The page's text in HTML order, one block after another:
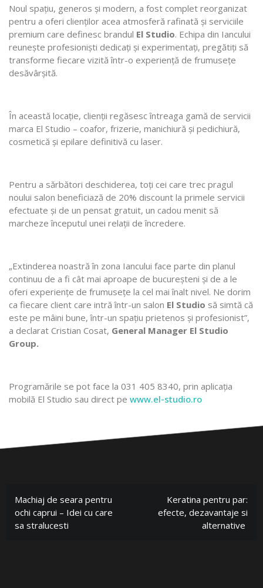
Noul spațiu, generos și modern, a fost complet reorganizat
pentru a oferi clienților acea atmosferă rafinată și serviciile
premium care definesc brandul El Studio. Echipa din Iancului
reunește profesioniști dedicați și experimentați, pregătiți să
transforme fiecare vizită într-o experiență de frumusețe
desăvârșită.
În această locație, clienții regăsesc întreaga gamă de servicii
marca El Studio – coafor, frizerie, manichiură și pedichiură,
cosmetică și epilare definitivă cu laser.
Pentru a sărbători deschiderea, toți cei care trec pragul
noului salon beneficiază de 20% discount la primele servicii
efectuate și de un pensat gratuit, un cadou menit să
marcheze începutul unei relații de încredere.
„Extinderea noastră în zona Iancului face parte din planul
continuu de a fi cât mai aproape de bucureșteni și de a le
oferi experiențe de frumusețe la cel mai înalt nivel. Ne dorim
ca fiecare client care intră într-un salon El Studio să simtă că
este pe mâini bune, într-un spațiu prietenos și profesionist”,
a declarat Cristian Cosat, General Manager El Studio
Group.
Programările se pot face la 031 405 8340, prin aplicația
mobilă El Studio sau direct pe www.el-studio.ro
Machiaj de seara pentru
ochi caprui – Idei cu care
sa stralucesti
Keratina pentru par:
efecte, dezavantaje si
alternative